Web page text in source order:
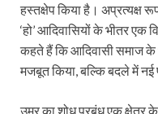
हस्तक्षेप किया है। अप्रत्यक्ष
‘हो’ आदिवासियों के भीतर
कहते हैं कि आदिवासी समाज
मजबूत किया, बल्कि बदले में नई
उमर का शोध प्रबंध एक